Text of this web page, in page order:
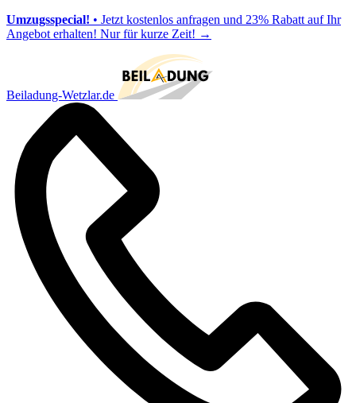
Umzugsspecial! • Jetzt kostenlos anfragen und 23% Rabatt auf Ihr
Angebot erhalten! Nur für kurze Zeit! →
Beiladung-Wetzlar.de